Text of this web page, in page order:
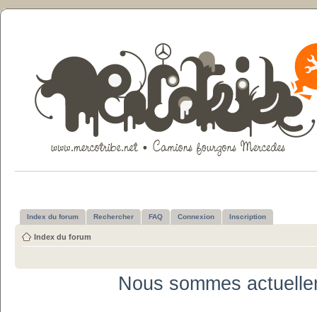
Index du forum Rechercher FAQ Connexion Inscription
Index du forum
Nous sommes